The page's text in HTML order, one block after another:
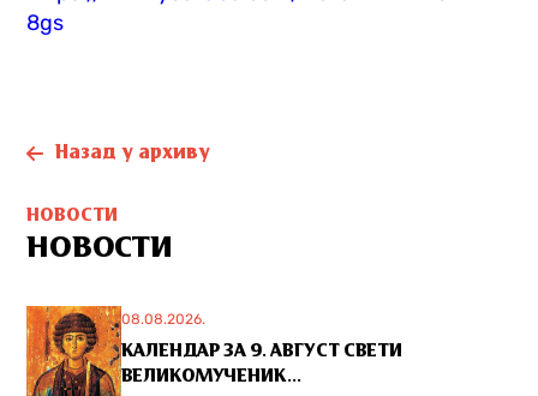
8gs
Назад у архиву
НОВОСТИ
НОВОСТИ
08.08.2026.
КАЛЕНДАР ЗА 9. АВГУСТ СВЕТИ
ВЕЛИКОМУЧЕНИК...